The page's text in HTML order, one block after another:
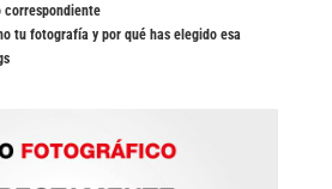
correspondiente
tu fotografía y por qué has elegido esa